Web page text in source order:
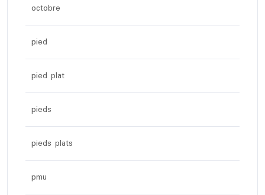
octobre
pied
pied plat
pieds
pieds plats
pmu